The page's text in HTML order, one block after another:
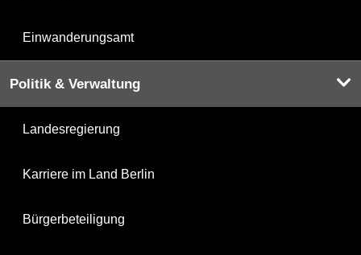
Einwanderungsamt
Politik & Verwaltung
Landesregierung
Karriere im Land Berlin
Bürgerbeteiligung